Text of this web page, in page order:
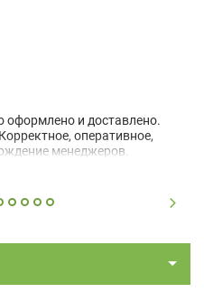
оформлено и доставлено.
оперативное,
менеджеров.